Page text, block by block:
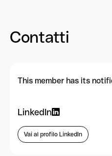
Contatti
This member has its
LinkedIn
Vai al profilo LinkedIn